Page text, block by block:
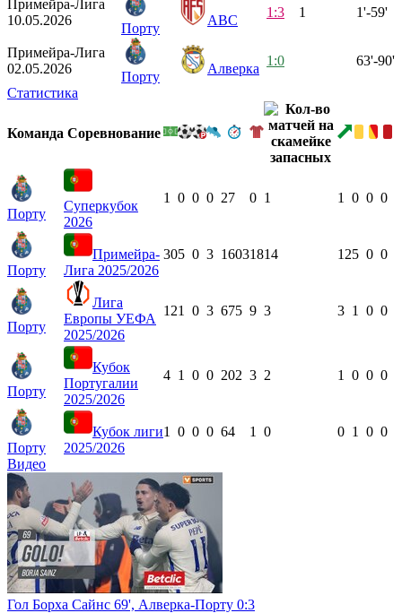
Примейра-Лига
10.05.2026
Порту
АВС
1:3 1 1'-59'
Примейра-Лига
02.05.2026
Порту
Алверка
1:0 63'-90'
Статистика
Команда Соревнование
Порту
Суперкубок
2026
1 0 0 0 27 0 1 1 0 0 0
Порту
Примейра-
Лига 2025/2026
305 0 3 16031814 125 0 0
Порту
Лига
Европы УЕФА
2025/2026
121 0 3 675 9 3 3 1 0 0
Порту
Кубок
Португалии
2025/2026
4 1 0 0 202 3 2 1 0 0 0
Порту
Кубок лиги
2025/2026
1 0 0 0 64 1 0 0 1 0 0
Видео
Гол Борха Сайнс 69', Алверка-Порту 0:3